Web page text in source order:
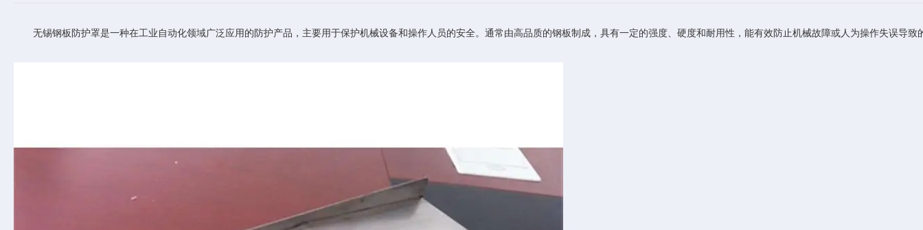
无锡钢板防护罩是一种在工业自动化领域广泛应用的防护产品，主要用于保护机械设备和操作人员的安全。通常由高品质的钢板制成，具有一定的强度、硬度和耐用性，能有效防止机械故障或人为操作失误导致